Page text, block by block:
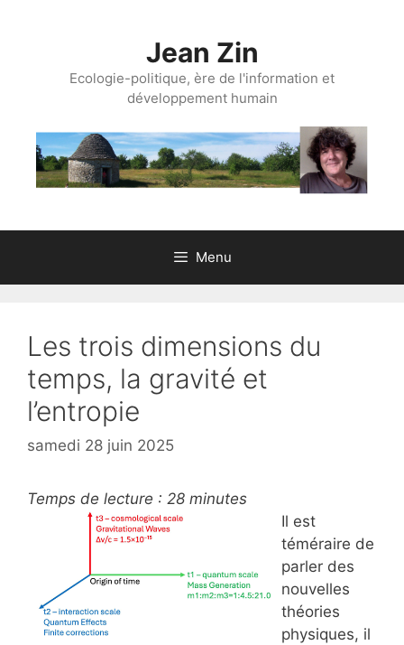
Jean Zin
Ecologie-politique, ère de l'information et
développement humain
Menu
Les trois dimensions du
temps, la gravité et
l’entropie
samedi 28 juin 2025
Temps de lecture : 28 minutes
Il est
téméraire de
parler des
nouvelles
théories
physiques, il